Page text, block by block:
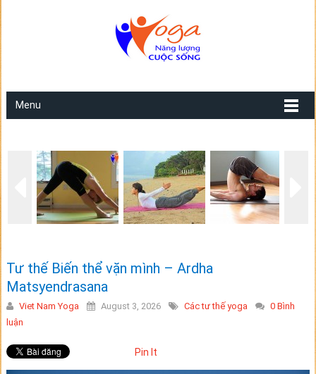
Menu
Tư thế Biến thể vặn mình – Ardha
Matsyendrasana
Viet Nam Yoga August 3, 2026 Các tư thế yoga
0 Bình
luận
Pin It